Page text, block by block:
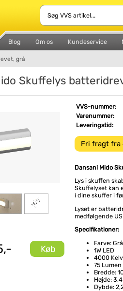
Blog Om os Kundeservice
grå
Skuffelys
Køb
VVS-nummer:
Varenummer:
Leveringstid:
Fri fragt fra
Dansani Mido
Lys i skuffen
Skuffelyset kan
i dine skuffer i
Lyset er
medfølgende
Specifikationer:
Farve: Grå
1W LED
4000
75 Lumen
Bredde:
Højde:
Dybde: